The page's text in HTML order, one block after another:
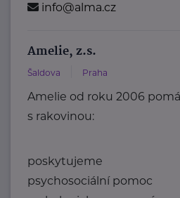
info@alma.cz
Amelie, z.s.
Šaldova Praha
Amelie od roku 2006
s rakovinou:
poskytujeme
psychosociální pomoc